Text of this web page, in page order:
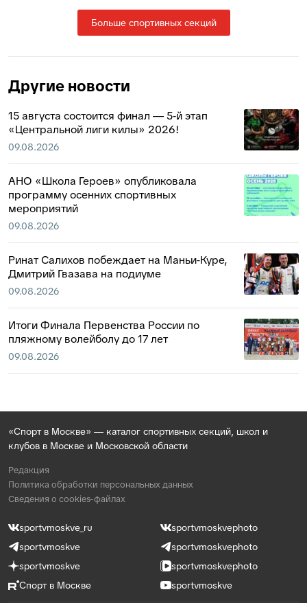
Больше спортивных секций
Другие новости
15 августа состоится финал — 5‑й этап
«Центральной лиги килы» 2026!
09.08.2026
АНО «Школа Героев» опубликовала
программу осенних спортивных
мероприятий
09.08.2026
Ринат Салихов побеждает на Маньи-Куре,
Дмитрий Гвазава на подиуме
09.08.2026
Итоги Финала Первенства России по
пляжному волейболу до 17 лет
09.08.2026
«Спорт в Москве» — каталог спортивных секций, школ и
клубов в Москве и Московской области
Редакция
Политика обработки персональных данных
Сведения о cookies-файлах
sportvmoskve_ru
sportvmoskvephoto
sportvmoskve
sportvmoskvephoto
sportvmoskve
sportvmoskvephoto
Спорт в Москве
sportvmoskve